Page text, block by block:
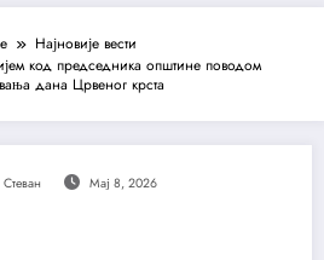
Најновије вести
код председника општине поводом
дана Црвеног крста
Стеван Мај 8, 2026